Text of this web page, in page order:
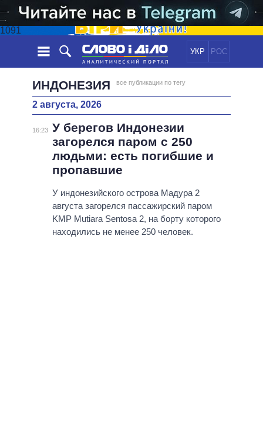
1091
УКР РОС
НОВОСТИ
ЛЕНТА
СОБЫТИЯ
СТАТЬИ
МНЕНИЯ
ОБЗОРЫ
ДАЙДЖЕСТЫ
ЭКОНОМИКА
ОБЩЕСТВО
МИР
ПОЛИТИКИ
ВСЕ ПОЛИТИКИ
ПРЕЗИДЕНТ И ОФИС
ВЕРХОВНАЯ РАДА
КАБИНЕТ МИНИСТРОВ
ГЛАВЫ ОБЛАДМИНИСТРАЦИЙ
ИНФОГРАФИКА
ПОДДЕРЖАТЬ
ИНДОНЕЗИЯ все публикации по тегу
2 августа, 2026
16:23 У берегов Индонезии
загорелся паром с 250
людьми: есть погибшие и
пропавшие
У индонезийского острова Мадура 2
августа загорелся пассажирский паром
KMP Mutiara Sentosa 2, на борту которого
находились не менее 250 человек.